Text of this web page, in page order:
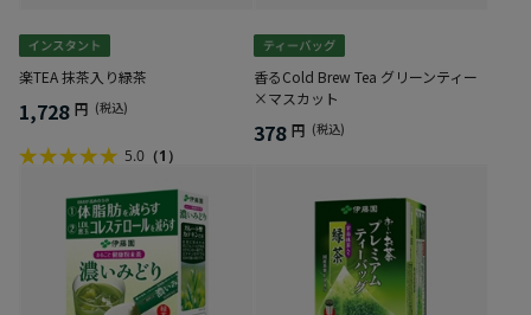
楽TEA 抹茶入り緑茶
1,728 円 (税込)
5.0 （1）
香るCold Brew Tea グリーンティー
×マスカット
378 円 (税込)